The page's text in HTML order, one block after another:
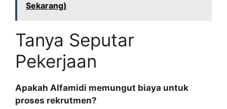
Sekarang)
Tanya Seputar
Pekerjaan
Apakah Alfamidi memungut biaya untuk
proses rekrutmen?